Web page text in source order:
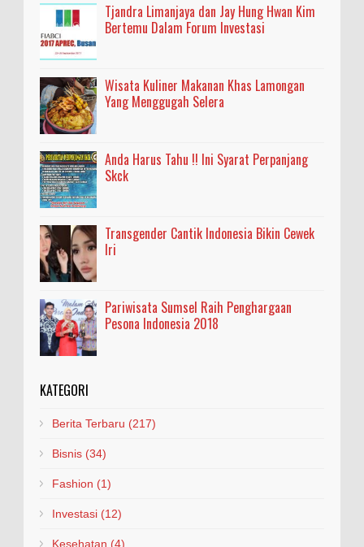
Tjandra Limanjaya dan Jay Hung Hwan Kim
Bertemu Dalam Forum Investasi
Wisata Kuliner Makanan Khas Lamongan
Yang Menggugah Selera
Anda Harus Tahu !! Ini Syarat Perpanjang
Skck
Transgender Cantik Indonesia Bikin Cewek
Iri
Pariwisata Sumsel Raih Penghargaan
Pesona Indonesia 2018
KATEGORI
Berita Terbaru (217)
Bisnis (34)
Fashion (1)
Investasi (12)
Kesehatan (4)